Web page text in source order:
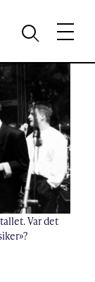
SØKMENY
Var det